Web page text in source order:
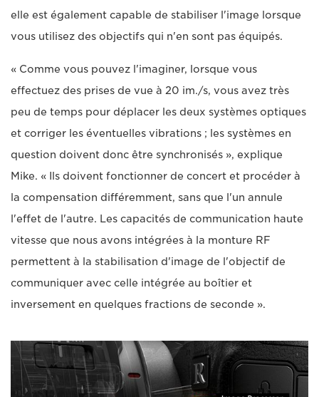
elle est également capable de stabiliser l'image lorsque
vous utilisez des objectifs qui n'en sont pas équipés.
« Comme vous pouvez l'imaginer, lorsque vous
effectuez des prises de vue à 20 im./s, vous avez très
peu de temps pour déplacer les deux systèmes optiques
et corriger les éventuelles vibrations ; les systèmes en
question doivent donc être synchronisés », explique
Mike. « Ils doivent fonctionner de concert et procéder à
la compensation différemment, sans que l'un annule
l'effet de l'autre. Les capacités de communication haute
vitesse que nous avons intégrées à la monture RF
permettent à la stabilisation d'image de l'objectif de
communiquer avec celle intégrée au boîtier et
inversement en quelques fractions de seconde ».